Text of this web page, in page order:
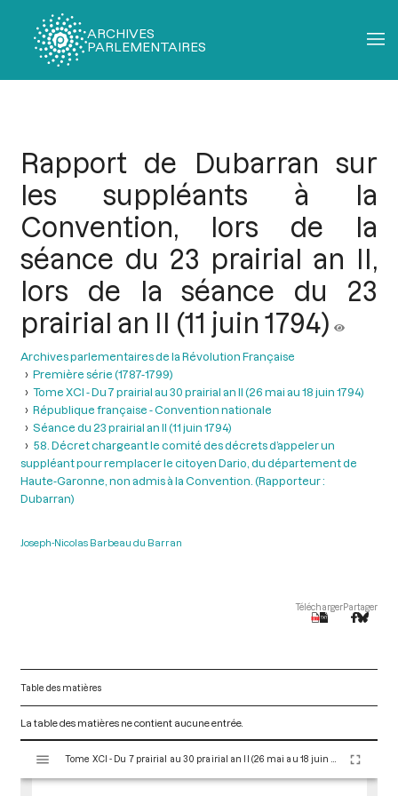
ARCHIVES
PARLEMENTAIRES
Rapport de Dubarran sur
les suppléants à la
Convention, lors de la
séance du 23 prairial an II,
lors de la séance du 23
prairial an II (11 juin 1794)
Archives parlementaires de la Révolution Française
Première série (1787-1799)
Tome XCI - Du 7 prairial au 30 prairial an II (26 mai au 18 juin 1794)
République française - Convention nationale
Séance du 23 prairial an II (11 juin 1794)
58. Décret chargeant le comité des décrets d’appeler un
suppléant pour remplacer le citoyen Dario, du département de
Haute-Garonne, non admis à la Convention. (Rapporteur :
Dubarran)
Joseph-Nicolas Barbeau du Barran
TéléchargerPartager
Table des matières
La table des matières ne contient aucune entrée.
s